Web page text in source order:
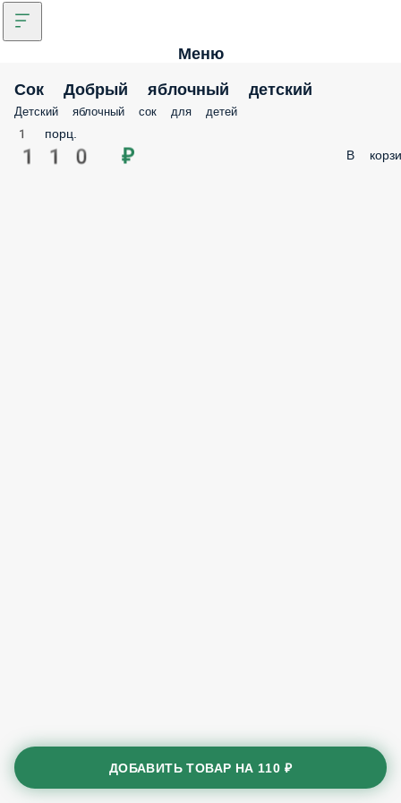
Меню
Сок Добрый яблочный детский
Детский яблочный сок для детей
1 порц.
110 ₽ В
ДОБАВИТЬ ТОВАР НА 110 ₽